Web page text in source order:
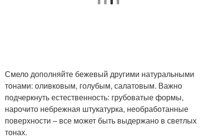
Смело дополняйте бежевый другими натуральными
тонами: оливковым, голубым, салатовым. Важно
подчеркнуть естественность: грубоватые формы,
нарочито небрежная штукатурка, необработанные
поверхности – все может быть выдержано в светлых
тонах.